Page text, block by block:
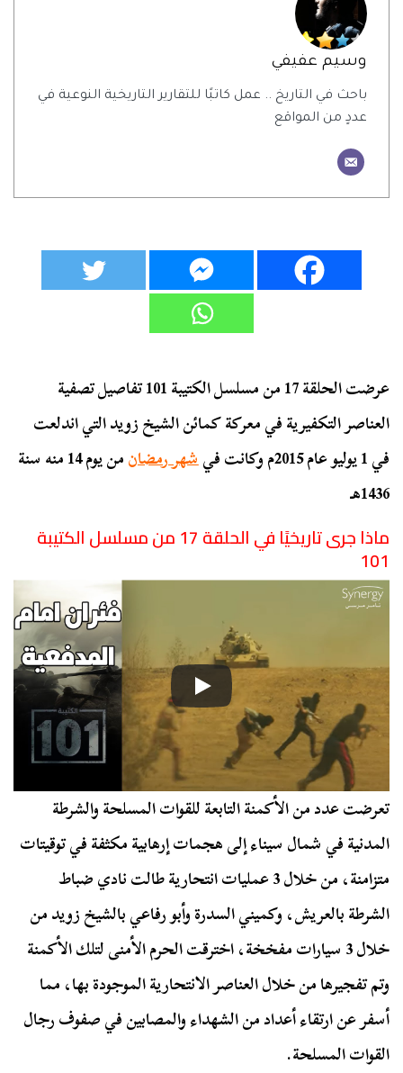
وسيم عفيفي
باحث في التاريخ .. عمل كاتبًا للتقارير التاريخية النوعية في
عددٍ من المواقع
عرضت الحلقة 17 من مسلسل الكتيبة 101 تفاصيل تصفية
العناصر التكفيرية في معركة كمائن الشيخ زويد التي اندلعت
في 1 يوليو عام 2015م وكانت في
شهر رمضان
من يوم 14 منه سنة
1436هـ
ماذا جرى تاريخيًا في الحلقة 17 من مسلسل الكتيبة
101
تعرضت عدد من الأكمنة التابعة للقوات المسلحة والشرطة
المدنية في شمال سيناء إلى هجمات إرهابية مكثفة في توقيتات
متزامنة، من خلال 3 عمليات انتحارية طالت نادي ضباط
الشرطة بالعريش، وكميني السدرة وأبو رفاعي بالشيخ زويد من
خلال 3 سيارات مفخخة، اخترقت الحرم الأمنى لتلك الأكمنة
وتم تفجيرها من خلال العناصر الانتحارية الموجودة بها، مما
أسفر عن ارتقاء أعداد من الشهداء والمصابين في صفوف رجال
القوات المسلحة.